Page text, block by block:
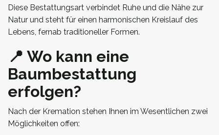
Diese Bestattungsart verbindet Ruhe und die Nähe zur
Natur und steht für einen harmonischen Kreislauf des
Lebens, fernab traditioneller Formen.
📍 Wo kann eine
Baumbestattung
erfolgen?
Nach der Kremation stehen Ihnen im Wesentlichen zwei
Möglichkeiten offen: